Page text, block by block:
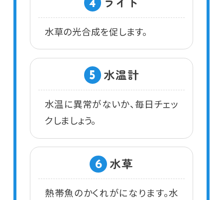
4
水草の光合成を促します。
5 水温計
水温に異常がないか、毎日チェッ
クしましょう。
6 水草
熱帯魚のかくれがになります。水